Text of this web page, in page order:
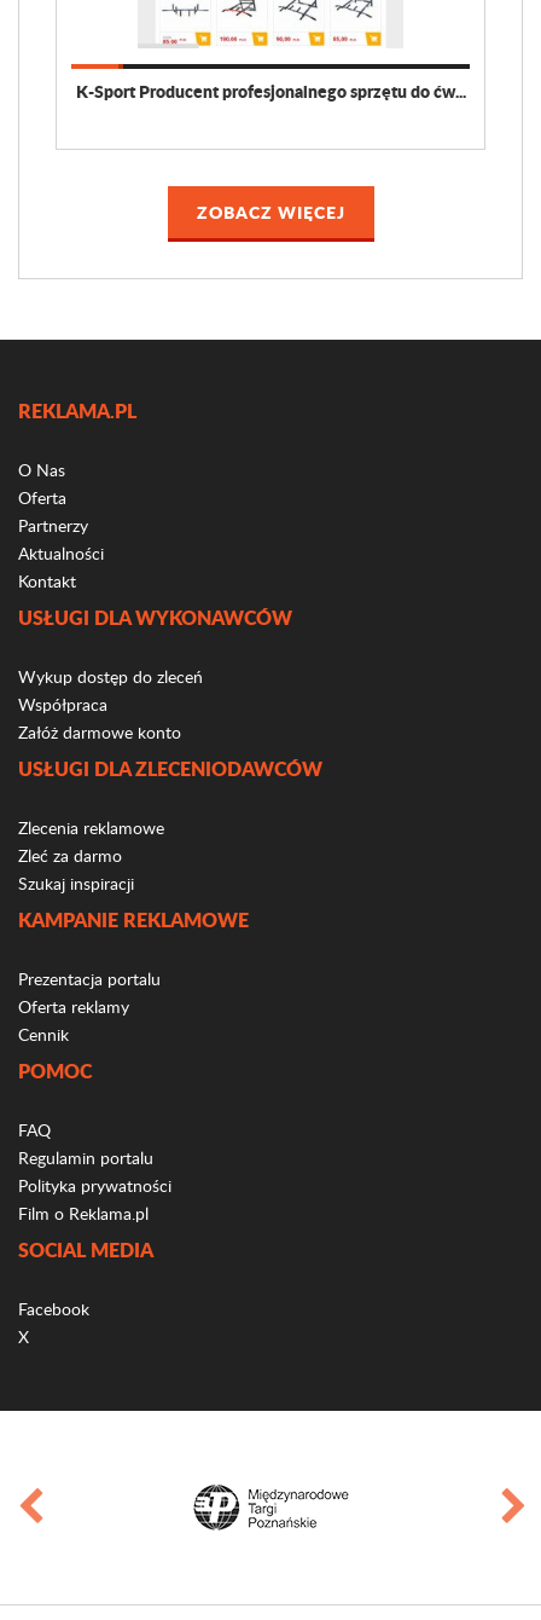
K-Sport Producent profesjonalnego sprzętu do ćw...
ZOBACZ WIĘCEJ
REKLAMA.PL
O Nas
Oferta
Partnerzy
Aktualności
Kontakt
USŁUGI DLA WYKONAWCÓW
Wykup dostęp do zleceń
Współpraca
Załóż darmowe konto
USŁUGI DLA ZLECENIODAWCÓW
Zlecenia reklamowe
Zleć za darmo
Szukaj inspiracji
KAMPANIE REKLAMOWE
Prezentacja portalu
Oferta reklamy
Cennik
POMOC
FAQ
Regulamin portalu
Polityka prywatności
Film o Reklama.pl
SOCIAL MEDIA
Facebook
X